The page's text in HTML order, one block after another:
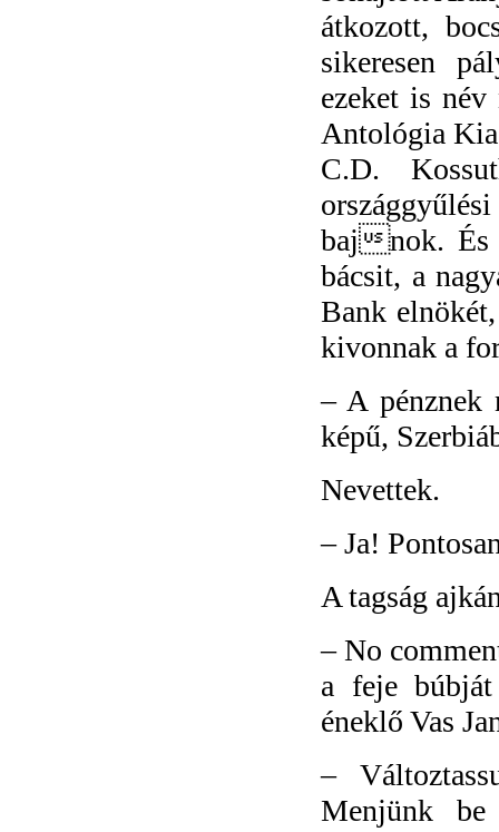
átkozott,
sikeresen
ezeket is név
Antológia
C.D.
bajnok. És
bácsit, a
Bank
kivonnak a
– A
képű,
Nevettek.
–Ja!
A tagság
–No
a feje
éneklő Vas
–
Menjünk be